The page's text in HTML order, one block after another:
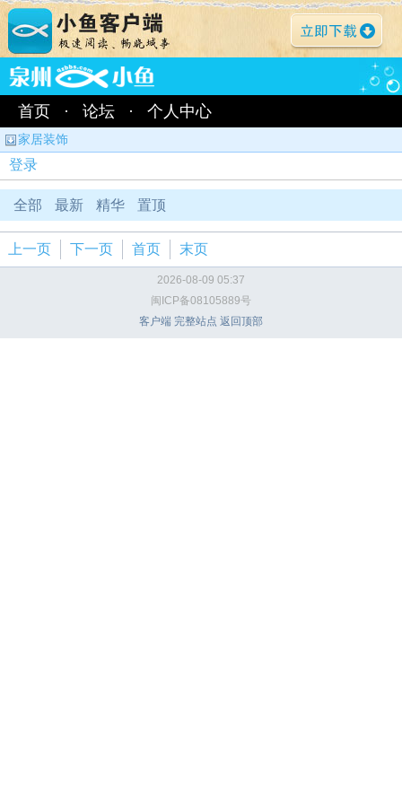
首页 · 论坛 · 个人中心
家居装饰
登录
全部 最新 精华 置顶
上一页 下一页 首页 末页
2026-08-09 05:37
闽ICP备08105889号
客户端 完整站点 返回顶部